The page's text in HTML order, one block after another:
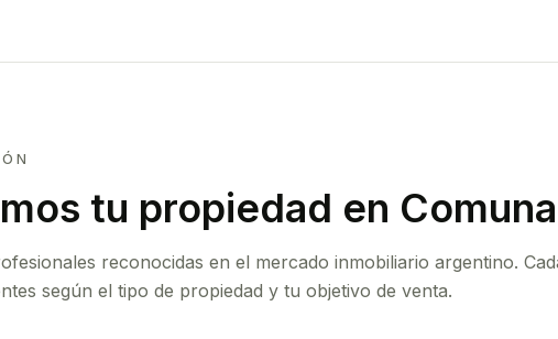
tu propiedad en
reconocidas en el mercado inmobiliario argentino.
según el tipo de propiedad y tu objetivo de venta.